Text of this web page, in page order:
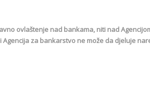
ovlaštenje nad bankama, niti nad
za bankarstvo ne može da djeluje